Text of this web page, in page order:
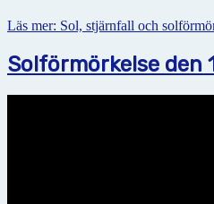
Läs mer: Sol, stjärnfall och
Solförmörkelse den